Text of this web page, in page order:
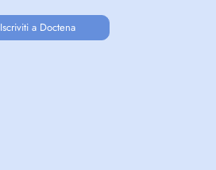
Iscriviti a Doctena